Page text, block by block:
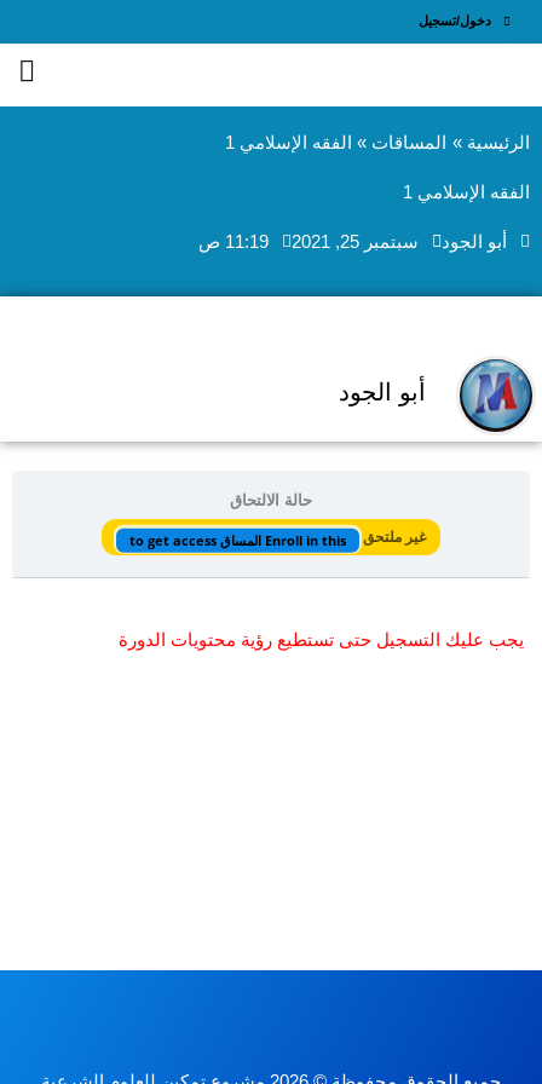
دخول/تسجيل
الرئيسية المساقات الفقه الإسلامي 1
الفقه الإسلامي 1
‫أبو الجود سبتمبر 25, 2021 11:19 ص
‫أبو الجود
حالة الالتحاق
غير ملتحق Enroll in this المساق to get access
يجب عليك التسجيل حتى تستطيع رؤية محتويات الدورة